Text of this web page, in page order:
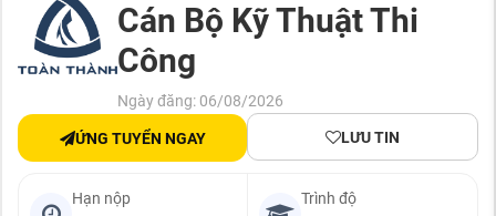
Cán Bộ Kỹ Thuật Thi
Công
Ngày đăng: 06/08/2026
ỨNG TUYỂN NGAY LƯU TIN
Hạn nộp Trình độ